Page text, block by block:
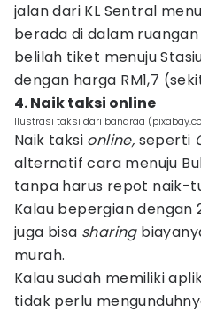
jalan dari KL Sentral
berada di dalam
belilah tiket menuju
dengan harga RM1,7
4. Naik taksi online
Ilustrasi taksi dari bandraa
Naik taksi online, seperti
alternatif cara menuju
tanpa harus repot naik-
Kalau bepergian
juga bisa sharing
murah.
Kalau sudah memiliki
tidak perlu